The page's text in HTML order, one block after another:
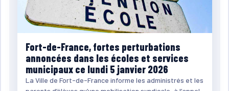
Fort-de-France, fortes perturbations
annoncées dans les écoles et services
municipaux ce lundi 5 janvier 2026
La Ville de Fort-de-France informe les administrés et les